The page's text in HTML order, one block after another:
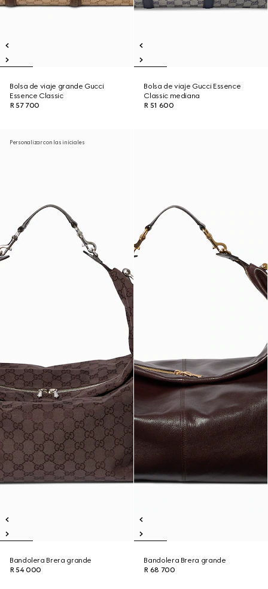
Bolsa de viaje grande Gucci
Essence Classic
R 57 700
Bolsa de viaje Gucci Essence
Classic mediana
R 51 600
Personalizar con las iniciales
Bandolera Brera grande
R 54 000
Bandolera Brera grande
R 68 700